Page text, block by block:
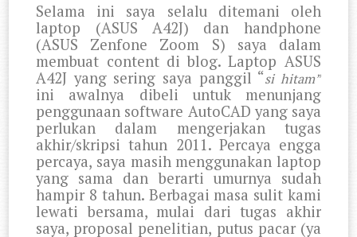
Selama ini saya selalu ditemani oleh
laptop (ASUS A42J) dan handphone
(ASUS Zenfone Zoom S) saya dalam
membuat content di blog. Laptop ASUS
A42J yang sering saya panggil “si hitam”
ini awalnya dibeli untuk menunjang
penggunaan software AutoCAD yang saya
perlukan dalam mengerjakan tugas
akhir/skripsi tahun 2011. Percaya engga
percaya, saya masih menggunakan laptop
yang sama dan berarti umurnya sudah
hampir 8 tahun. Berbagai masa sulit kami
lewati bersama, mulai dari tugas akhir
saya, proposal penelitian, putus pacar (ya